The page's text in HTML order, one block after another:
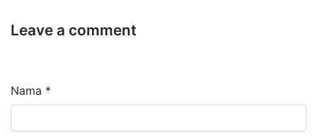
Leave a comment
Nama *